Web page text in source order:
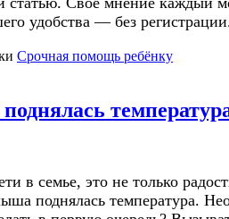
удобства — без
Срочная помощь ребёнку
в семье, это не только
поднялась температура.